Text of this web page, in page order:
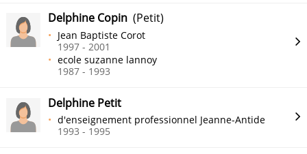
Delphine Copin (Petit)
Jean Baptiste Corot
1997 - 2001
ecole suzanne lannoy
1987 - 1993
Delphine Petit
d'enseignement professionnel Jeanne-Antide
1993 - 1995